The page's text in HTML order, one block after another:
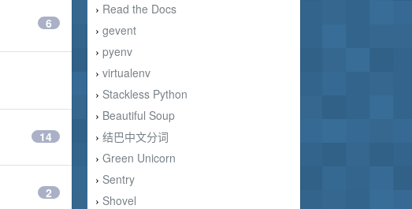
› Read the Docs
› gevent
› pyenv
› virtualenv
› Stackless Python
› Beautiful Soup
› 结巴中文分词
› Green Unicorn
› Sentry
› Shovel
6
14
2